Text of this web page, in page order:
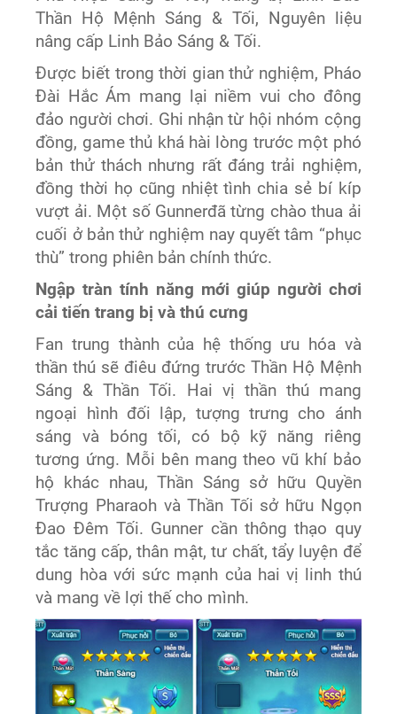
Thần Hộ Mệnh Sáng & Tối, Nguyên liệu
nâng cấp Linh Bảo Sáng & Tối.
Được biết trong thời gian thử nghiệm, Pháo
Đài Hắc Ám mang lại niềm vui cho đông
đảo người chơi. Ghi nhận từ hội nhóm cộng
đồng, game thủ khá hài lòng trước một phó
bản thử thách nhưng rất đáng trải nghiệm,
đồng thời họ cũng nhiệt tình chia sẻ bí kíp
vượt ải. Một số Gunnerđã từng chào thua ải
cuối ở bản thử nghiệm nay quyết tâm “phục
thù” trong phiên bản chính thức.
Ngập tràn tính năng mới giúp người chơi
cải tiến trang bị và thú cưng
Fan trung thành của hệ thống ưu hóa và
thần thú sẽ điêu đứng trước Thần Hộ Mệnh
Sáng & Thần Tối. Hai vị thần thú mang
ngoại hình đối lập, tượng trưng cho ánh
sáng và bóng tối, có bộ kỹ năng riêng
tương ứng. Mỗi bên mang theo vũ khí bảo
hộ khác nhau, Thần Sáng sở hữu Quyền
Trượng Pharaoh và Thần Tối sở hữu Ngọn
Đao Đêm Tối. Gunner cần thông thạo quy
tắc tăng cấp, thân mật, tư chất, tẩy luyện để
dung hòa với sức mạnh của hai vị linh thú
và mang về lợi thế cho mình.